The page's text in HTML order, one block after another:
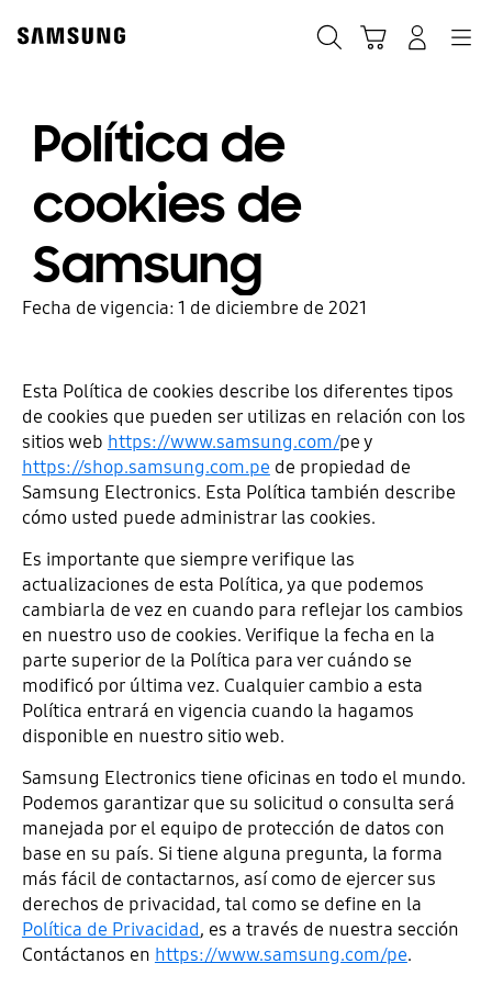
content
Política de
cookies de
Samsung
Fecha de vigencia: 1 de diciembre de 2021
Esta Política de cookies describe los diferentes tipos
de cookies que pueden ser utilizas en relación con los
sitios web https://www.samsung.com/pe y
https://shop.samsung.com.pe de propiedad de
Samsung Electronics. Esta Política también describe
cómo usted puede administrar las cookies.
Es importante que siempre verifique las
actualizaciones de esta Política, ya que podemos
cambiarla de vez en cuando para reflejar los cambios
en nuestro uso de cookies. Verifique la fecha en la
parte superior de la Política para ver cuándo se
modificó por última vez. Cualquier cambio a esta
Política entrará en vigencia cuando la hagamos
disponible en nuestro sitio web.
Samsung Electronics tiene oficinas en todo el mundo.
Podemos garantizar que su solicitud o consulta será
manejada por el equipo de protección de datos con
base en su país. Si tiene alguna pregunta, la forma
más fácil de contactarnos, así como de ejercer sus
derechos de privacidad, tal como se define en la
Política de Privacidad, es a través de nuestra sección
Contáctanos en https://www.samsung.com/pe.